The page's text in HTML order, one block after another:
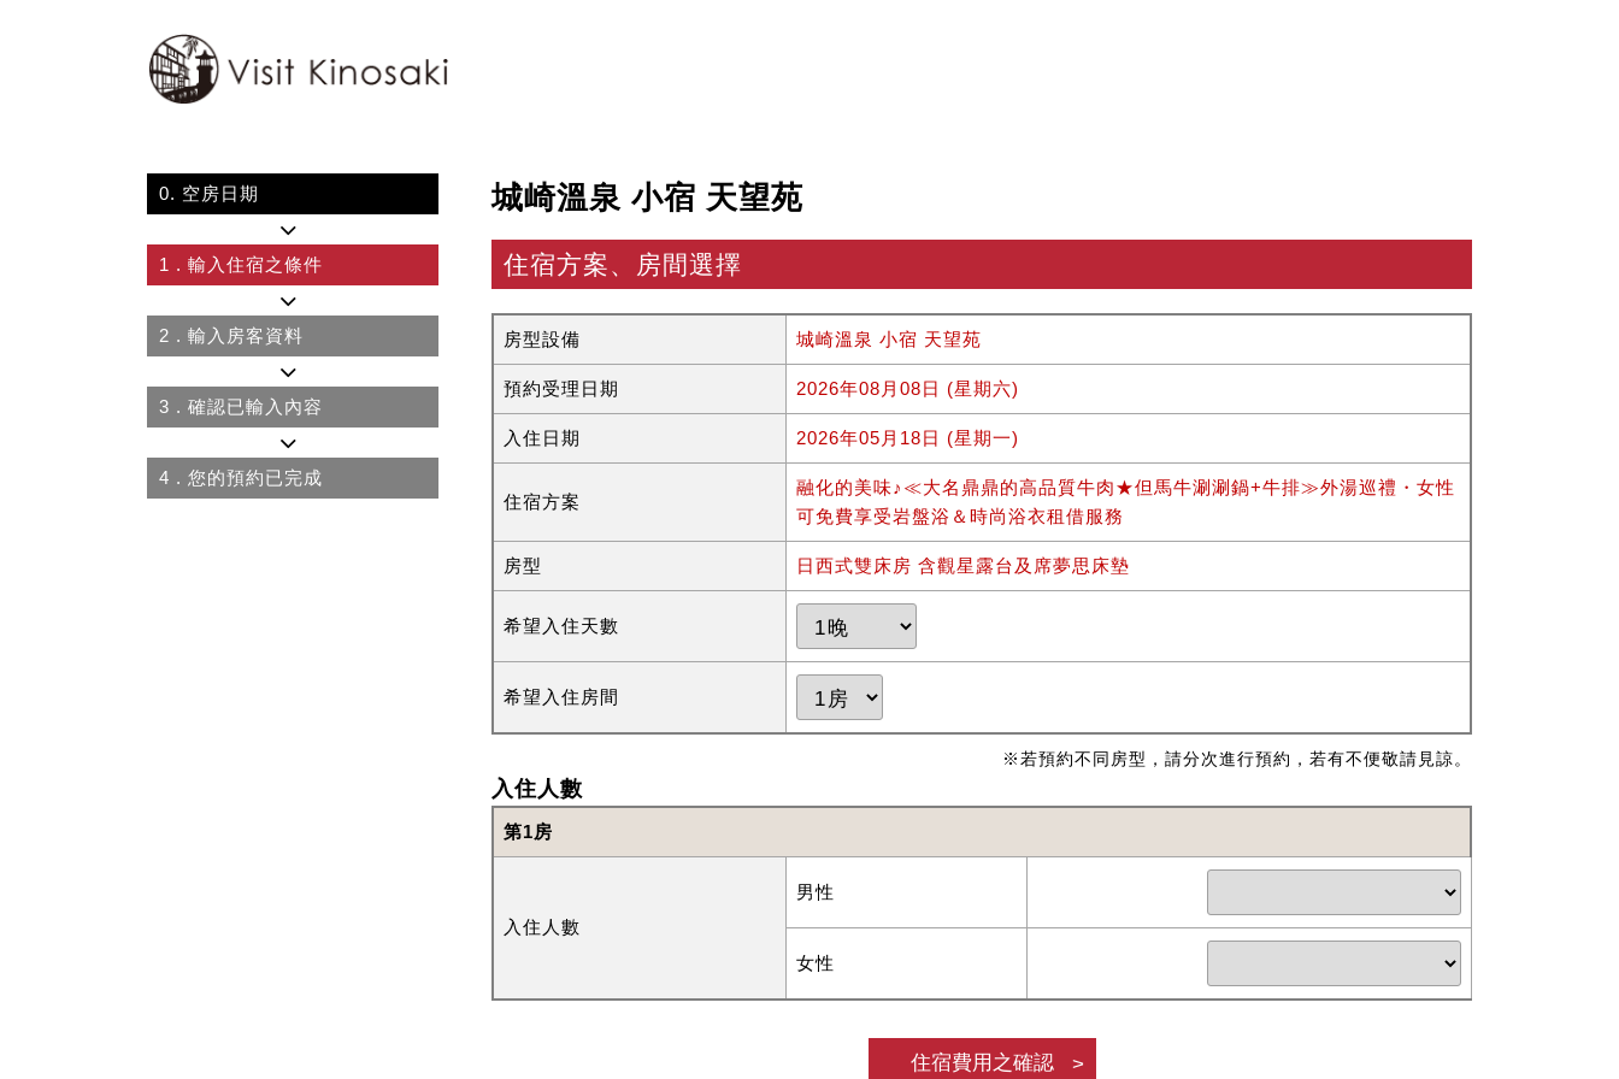
0. 空房日期
1 . 輸入住宿之條件
2 . 輸入房客資料
3 . 確認已輸入內容
4 . 您的預約已完成
城崎溫泉 小宿 天望苑
住宿方案、房間選擇
房型設備 城崎溫泉 小宿 天望苑
預約受理日期 2026年08月08日 (星期六)
入住日期 2026年05月18日 (星期一)
住宿方案
融化的美味♪≪大名鼎鼎的高品質牛肉★但馬牛涮涮鍋+牛排≫外湯巡禮・女性
可免費享受岩盤浴＆時尚浴衣租借服務
房型 日西式雙床房 含觀星露台及席夢思床墊
希望入住天數
希望入住房間
※若預約不同房型，請分次進行預約，若有不便敬請見諒。
入住人數
第1房
入住人數
男性
女性
住宿費用之確認